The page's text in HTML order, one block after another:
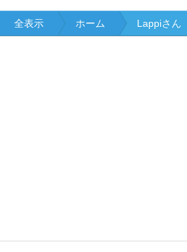
全表示 ホーム Lappiさん